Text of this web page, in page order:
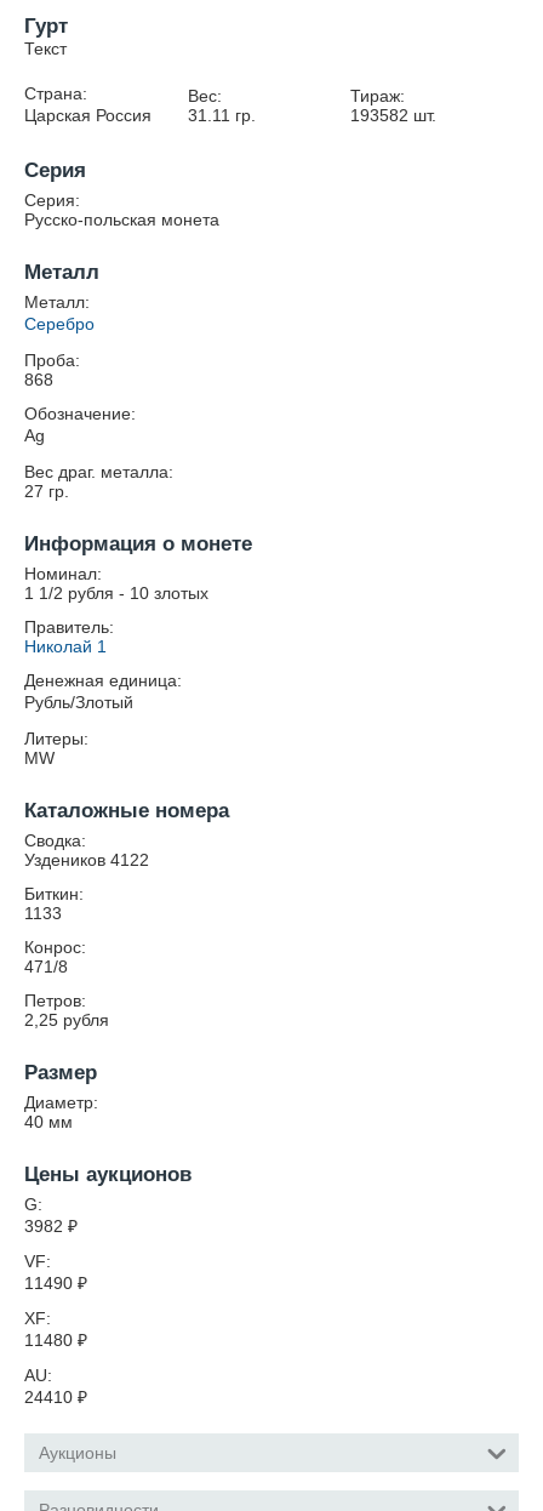
Гурт
Текст
Страна:
Царская Россия
Вес:
31.11 гр.
Тираж:
193582 шт.
Серия
Серия:
Русско-польская монета
Металл
Металл:
Серебро
Проба:
868
Обозначение:
Ag
Вес драг. металла:
27 гр.
Информация о монете
Номинал:
1 1/2 рубля - 10 злотых
Правитель:
Николай 1
Денежная единица:
Рубль/Злотый
Литеры:
MW
Каталожные номера
Сводка:
Уздеников 4122
Биткин:
1133
Конрос:
471/8
Петров:
2,25 рубля
Размер
Диаметр:
40 мм
Цены аукционов
G:
3982 ₽
VF:
11490 ₽
XF:
11480 ₽
AU:
24410 ₽
Аукционы